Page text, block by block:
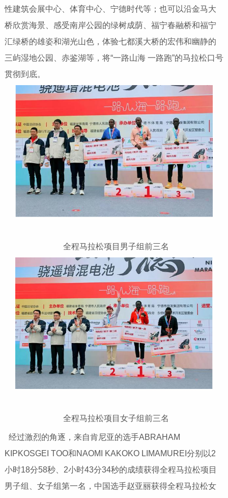
性建筑会展中心、体育中心、宁德时代等；也可以沿金马大
桥欣赏海景、感受南岸公园的绿树成荫、福宁春融桥和福宁
汇绿桥的雄姿和湖光山色，体验七都溪大桥的宏伟和幽静的
三屿湿地公园、赤鉴湖等，将“一路山海 一路跑”的马拉松口号
贯彻到底。
全程马拉松项目男子组前三名
全程马拉松项目女子组前三名
经过激烈的角逐，来自肯尼亚的选手ABRAHAM
KIPKOSGEI TOO和NAOMI KAKOKO LIMAMUREI分别以2
小时18分58秒、2小时43分34秒的成绩获得全程马拉松项目
男子组、女子组第一名，中国选手赵亚丽获得全程马拉松女